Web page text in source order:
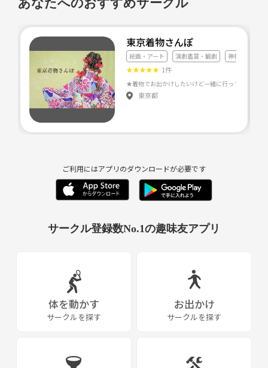
https://leidenegypt.jp/
お日にちは26日日曜日13時となります。
一つだけ注意点がありまして
今回は予約入場制となっているようで
サイトから入場日時の予約を事前に取っていただく必要があります。
https://www.artm.pref.hyogo.jp/exhibition/t_2111/
入場券は当日購入可能ですので
入場予約のみ上記のサイトで予約をお願いします。
《つなげーと上でのLINE IDの交換・聞き出す行為は禁止されています》
あなたへのおすすめサークル
東京着物さんぽ
絵画・アート 演劇鑑賞・観劇 神社・仏閣め
★★★★★ 1件
東京都
ご利用にはアプリのダウンロードが必要です
サークル登録数No.1の趣味友アプリ
体を動かす
サークルを探す
お出かけ
サークルを探す